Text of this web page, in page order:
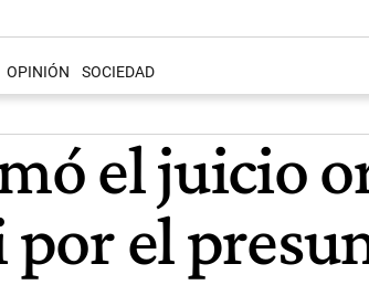
OPINIÓN SOCIEDAD
el juicio
el